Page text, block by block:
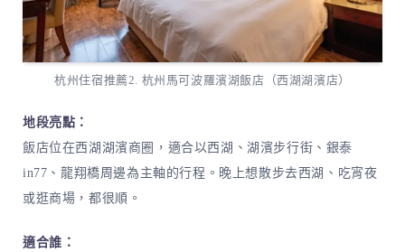
杭州住宿推薦2. 杭州馬可波羅濱湖飯店（西湖湖濱店）
地段亮點：
飯店位在西湖湖濱商圈，適合以西湖、湖濱步行街、銀泰
in77、龍翔橋周邊為主軸的行程。晚上想散步去西湖、吃宵夜
或逛商場，都很順。
適合誰：